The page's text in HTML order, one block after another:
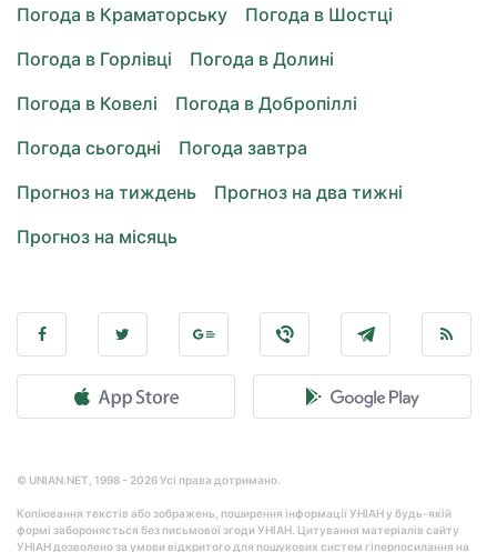
Погода в Краматорську
Погода в Шостці
Погода в Горлівці
Погода в Долині
Погода в Ковелі
Погода в Добропіллі
Погода сьогодні
Погода завтра
Прогноз на тиждень
Прогноз на два тижні
Прогноз на місяць
© UNIAN.NET, 1998 - 2026 Усі права дотримано.
Копіювання текстів або зображень, поширення інформації УНІАН у будь-якій
формі забороняється без письмової згоди УНІАН. Цитування матеріалів сайту
УНІАН дозволено за умови відкритого для пошукових систем гіперпосилання на